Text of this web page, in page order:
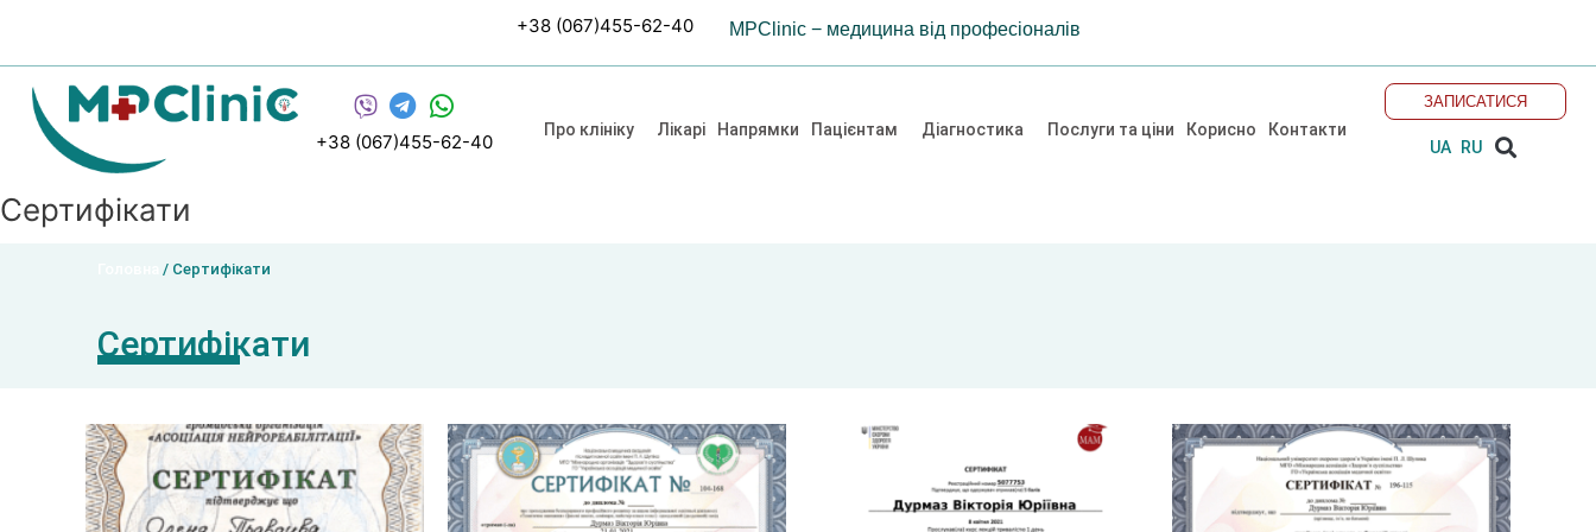
вмісту
+38 (067)455-62-40 MPClinic − медицина від професіоналів
+38 (067)455-62-40
Про клініку Лікарі Напрямки Пацієнтам Діагностика Послуги та ціни Корисно Контакти
ЗАПИСАТИСЯ
UA RU
Сертифікати
/ Сертифікати
Сертифікати